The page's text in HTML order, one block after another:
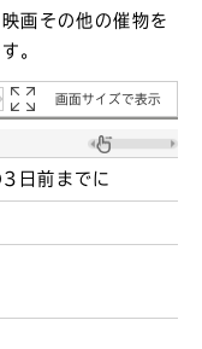
画その他の催物を
。
画面サイズで表示
3日前までに